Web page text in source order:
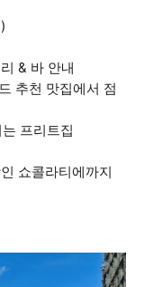
& 바 안내
추천 맛집에서 점
프리트집
쇼콜라티에까지